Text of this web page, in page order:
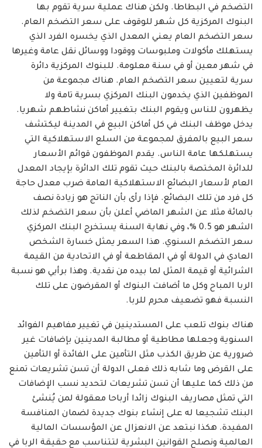
التضخم في البطاطا. ولكن هناك عملية سرية تقوم بها
البنوك المركزية كل شهر للوقوف على سعر التضخم العام.
سعر التضخم العام يعني المعدل الذي يخسره الفرد الذي
يستهلك مأكولات وملبوسات ووقودا ووسائل نقل عامة وغيرها
في شهر معين أو في سنة معلومة. للبنوك المركزية دائرة
سرية لتعيين سعر التضخم العام. هناك مجموعة من
الموظفين الذي يخدمون البنك المركزي بسرية تامة ولا
يظهرون للناس ويقوم البنك بتغيير أماكن نشاطهم شهريا.
يدخل موظف البنك في كل أماكن البيع في المدينة ليكتشف
سعر البيع بالمفرق لمجموعة من السلع الاستهلاكية التي
يستهلكها عامة الناس. يقدم الموظفون قوائم الأسعار
للدائرة المختصة بالبنك حيث تقوم تلك الدائرة بإيجاد المعدل
العام لأسعار البضائع الاستهلاكية العامة ضرب معدل حاجة
كل فرد من تلك البضائع. فإذا رأى بأن الناتج هو زيادة نصف
بالمائة مثلا عن الشهر الماضي أعلن بأن سعر التضخم لذلك
الشهر هو 0.5 %، وفي نهاية السنة يستخرج البنك المركزي
سعر التضخم السنوي. هذا السعر يمثل خسارة الشخص
العادي في الدولة أو في المقاطعة أو في الاتحادية من القيمة
الشرائية أو قيمة المثل لما بيده من نقدية. وهذا برأيي هو نسبة
الربا المباح وكل ما أضافت البنوك أو المقرضون على تلك
النسبة فهو تضعيف محرم للربا.
هناك بنوك تلعب على المستدينين في تغيير مفاهيم الفوائد
السنوية وجعلها مطاطية أو مطالبة المدينين بإضافات غير
ضرورية عن طريق الكذب مثل التأمين على الفائدة أو التأمين
على القرض وما شابه ذلك فعلى الدولة أن تسن تشريعات تمنع
من ذلك كما عليها أن تسن تشريعات لتحديد نسب الإضافات
التي تمثل مصاريف البنوك زائدا أرباحا معقولة لمن يُنشئ
البنك تشجيعا له على إنشاء بنوك جديدة لضمان المنافسة
المفيدة. هكذا نبتعد عن الانعزال عن المؤسسات المالية
العالمية ونصلح القوانين البشرية لتتناسب مع حقيقة الربا في